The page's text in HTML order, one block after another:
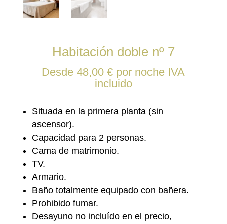
Habitación doble nº 7
Desde48,00€ por noche IVA
incluido
Situada en la primera planta (sin
ascensor).
Capacidad para 2 personas.
Cama de matrimonio.
TV.
Armario.
Baño totalmente equipado con bañera.
Prohibido fumar.
Desayuno no incluído en el precio,